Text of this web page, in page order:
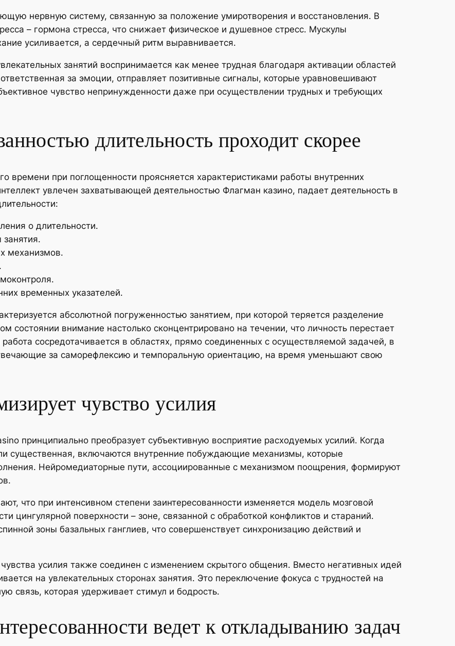
нервную систему, связанную за положение умиротворения и восстановления. В
– гормона стресса, что снижает физическое и душевное стресс. Мускулы
усиливается, а сердечный ритм выравнивается.
занятий воспринимается как менее трудная благодаря активации областей
за эмоции, отправляет позитивные сигналы, которые уравновешивают
чувство непринужденности даже при осуществлении трудных и требующих
длительность проходит скорее
времени при поглощенности проясняется характеристиками работы внутренних
увлечен захватывающей деятельностью Флагман казино, падает деятельность в
о длительности.
механизмов.
временных указателей.
абсолютной погруженностью занятием, при которой теряется разделение
состоянии внимание настолько сконцентрировано на течении, что личность перестает
сосредотачивается в областях, прямо соединенных с осуществляемой задачей, в
за саморефлексию и темпоральную ориентацию, на время уменьшают свою
чувство усилия
принципиально преобразует субъективную восприятие расходуемых усилий. Когда
существенная, включаются внутренние побуждающие механизмы, которые
Нейромедиаторные пути, ассоциированные с механизмом поощрения, формируют
что при интенсивном степени заинтересованности изменяется модель мозговой
цингулярной поверхности – зоне, связанной с обработкой конфликтов и стараний.
зоны базальных ганглиев, что совершенствует синхронизацию действий и
усилия также соединен с изменением скрытого общения. Вместо негативных идей
на увлекательных сторонах занятия. Это переключение фокуса с трудностей на
связь, которая удерживает стимул и бодрость.
ведет к откладыванию задач